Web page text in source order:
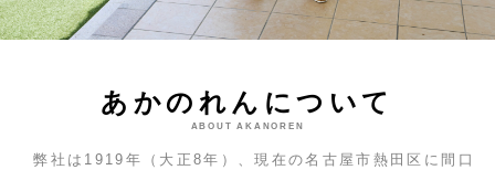
あかのれんについて
ABOUT AKANOREN
弊社は1919年（大正8年）、現在の名古屋市熱田区に間口